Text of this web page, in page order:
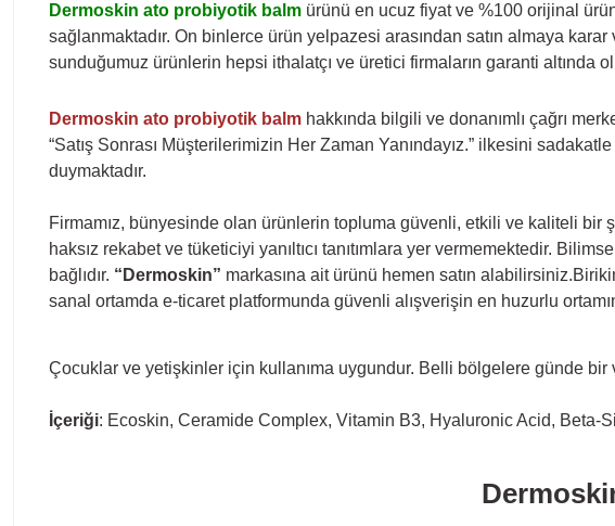
Dermoskin ato probiyotik balm ürünü en ucuz fiyat ve %100 orijinal
sağlanmaktadır. On binlerce ürün yelpazesi arasından satın almaya
sunduğumuz ürünlerin hepsi ithalatçı ve üretici firmaların garanti altında
Dermoskin ato probiyotik balm hakkında bilgili ve donanımlı çağrı
“Satış Sonrası Müşterilerimizin Her Zaman Yanındayız.” ilkesini
duymaktadır.
Firmamız, bünyesinde olan ürünlerin topluma güvenli, etkili ve kaliteli bir
haksız rekabet ve tüketiciyi yanıltıcı tanıtımlara yer vermemektedir.
bağlıdır. “Dermoskin” markasına ait ürünü hemen satın
sanal ortamda e-ticaret platformunda güvenli alışverişin en huzurlu
Çocuklar ve yetişkinler için kullanıma uygundur. Belli bölgelere günde
İçeriği: Ecoskin, Ceramide Complex, Vitamin B3, Hyaluronic Acid, Beta-